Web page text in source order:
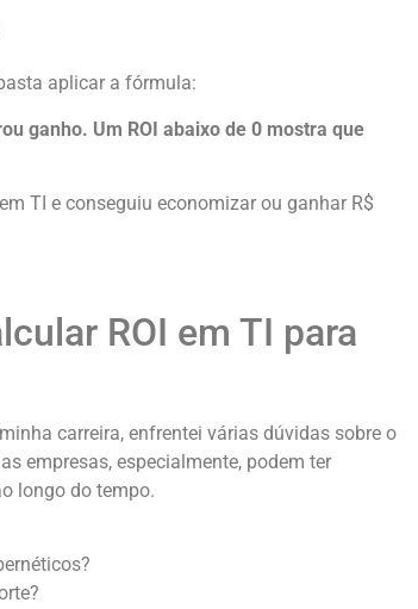
aplicar a fórmula:
ganho. Um ROI abaixo de 0 mostra que
TI e conseguiu economizar ou ganhar R$
ROI em TI para
carreira, enfrentei várias dúvidas sobre o
empresas, especialmente, podem ter
longo do tempo.